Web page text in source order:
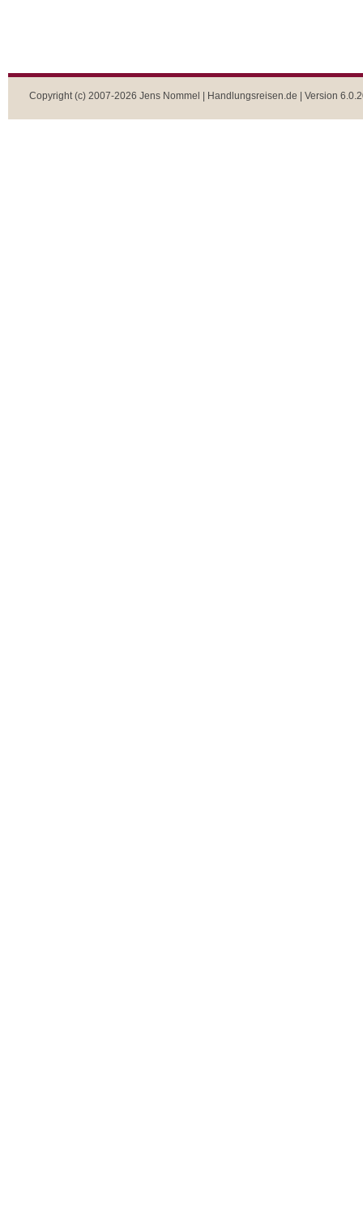
Copyright (c) 2007-2026 Jens Nommel | Handlungsreisen.de | Version